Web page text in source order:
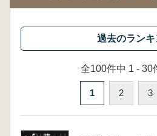
全100件中 1 - 30
1 2 3